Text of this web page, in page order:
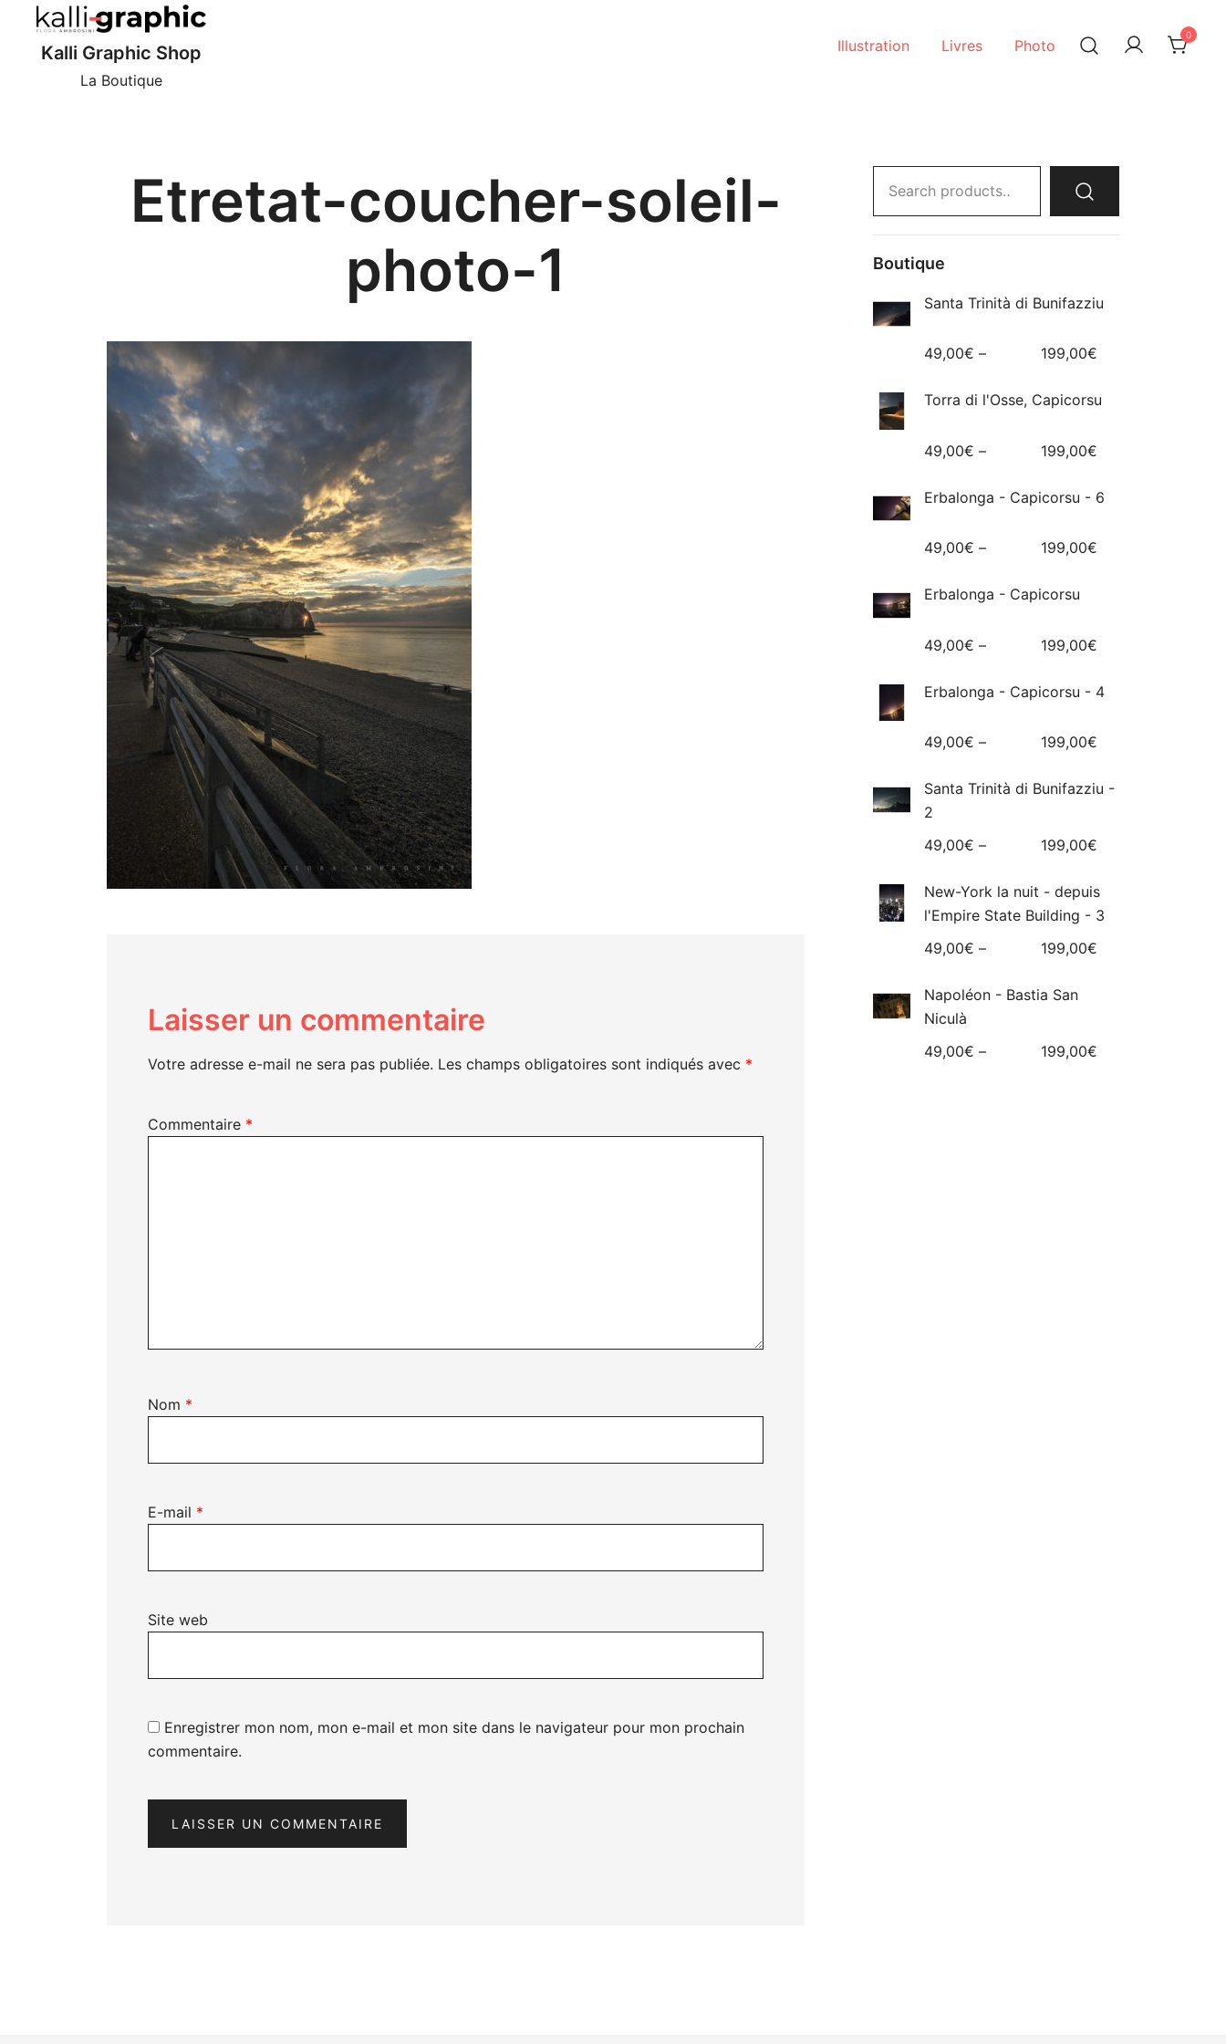
contentKalli Graphic Shop
La Boutique
Illustration Livres Photo
0
Etretat-coucher-soleil-
photo-1
Laisser un commentaire
Votre adresse e-mail ne sera pas publiée. Les champs obligatoires sont indiqués avec *
Commentaire *
Nom *
E-mail *
Site web
Enregistrer mon nom, mon e-mail et mon site dans le navigateur pour mon prochain
commentaire.
for:
Boutique
Santa Trinità di Bunifazziu
49,00€ – 199,00€
Torra di l'Osse, Capicorsu
49,00€ – 199,00€
Erbalonga - Capicorsu - 6
49,00€ – 199,00€
Erbalonga - Capicorsu
49,00€ – 199,00€
Erbalonga - Capicorsu - 4
49,00€ – 199,00€
Santa Trinità di Bunifazziu -
2
49,00€ – 199,00€
New-York la nuit - depuis
l'Empire State Building - 3
49,00€ – 199,00€
Napoléon - Bastia San
Niculà
49,00€ – 199,00€